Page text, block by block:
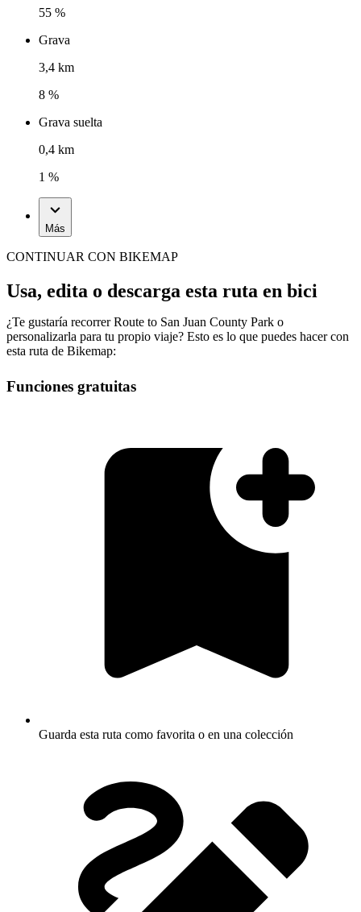
55 %
Grava
3,4 km
8 %
Grava suelta
0,4 km
1 %
Más
CONTINUAR CON BIKEMAP
Usa, edita o descarga esta ruta en bici
¿Te gustaría recorrer Route to San Juan County Park o
personalizarla para tu propio viaje? Esto es lo que puedes hacer con
esta ruta de Bikemap:
Funciones gratuitas
Guarda esta ruta como favorita o en una colección